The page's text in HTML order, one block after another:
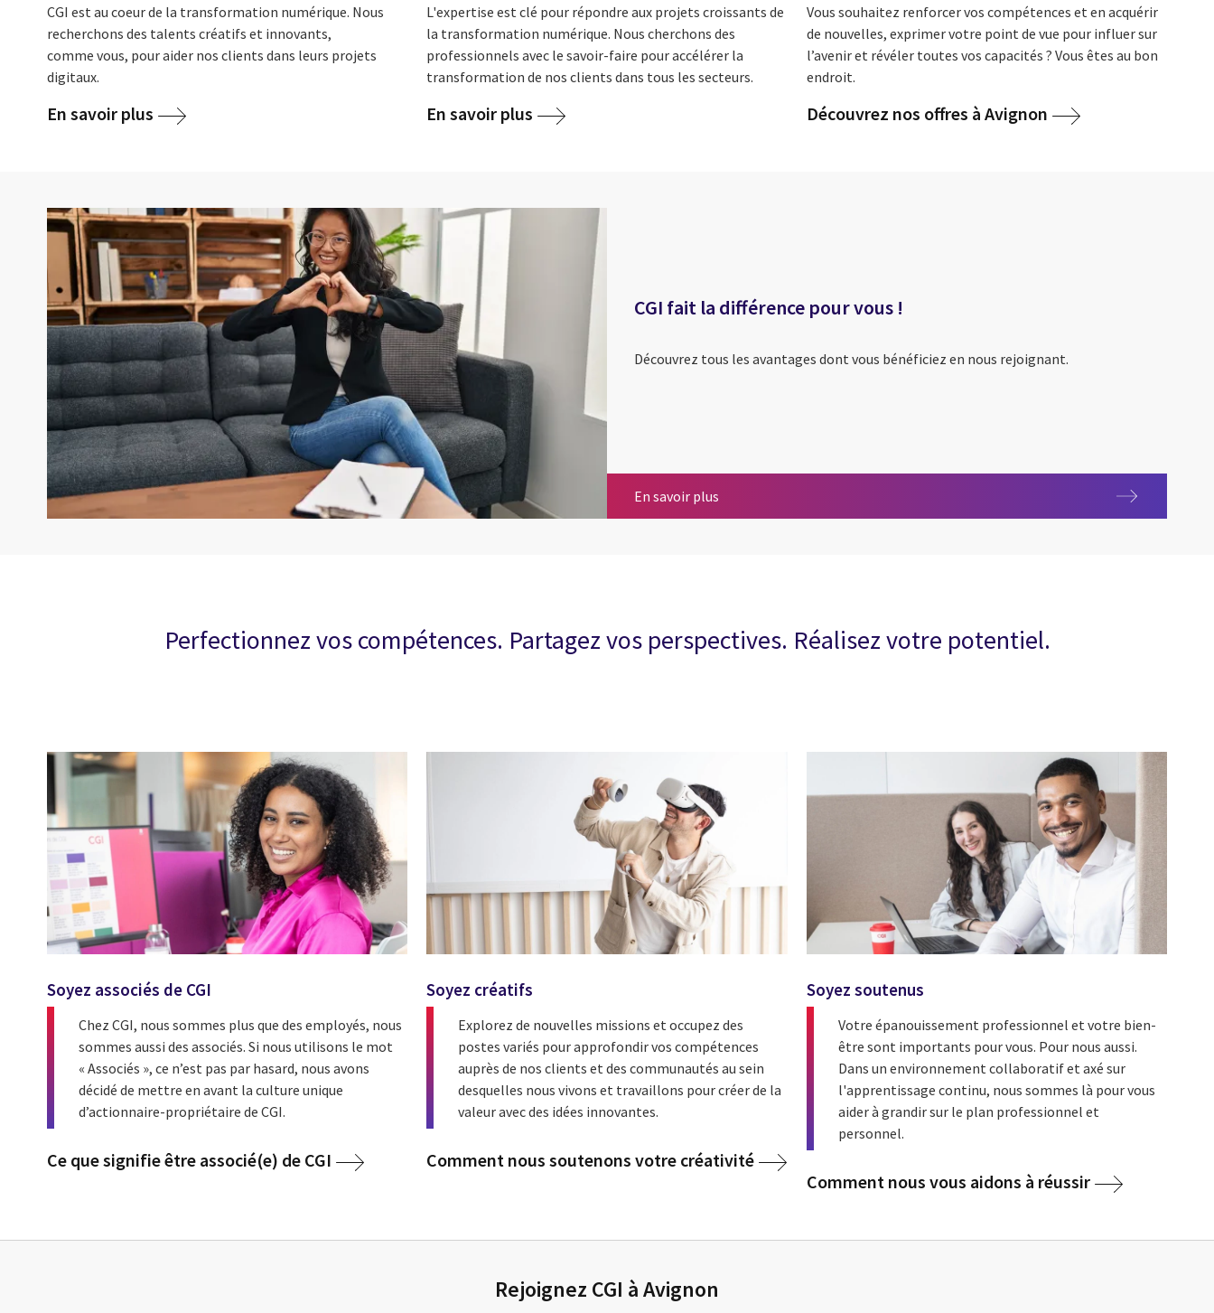
CGI est au coeur de la transformation numérique. Nous
recherchons des talents créatifs et innovants,
comme vous, pour aider nos clients dans leurs projets
digitaux.
En savoir plus
L'expertise est clé pour répondre aux projets croissants de
la transformation numérique. Nous cherchons des
professionnels avec le savoir-faire pour accélérer la
transformation de nos clients dans tous les secteurs.
En savoir plus
Vous souhaitez renforcer vos compétences et en acquérir
de nouvelles, exprimer votre point de vue pour influer sur
l’avenir et révéler toutes vos capacités ? Vous êtes au bon
endroit.
Découvrez nos offres à Avignon
CGI fait la différence pour vous !
Découvrez tous les avantages dont vous bénéficiez en nous rejoignant.
En savoir plus
Perfectionnez vos compétences. Partagez vos perspectives. Réalisez votre potentiel.
Soyez associés de CGI
Chez CGI, nous sommes plus que des employés, nous
sommes aussi des associés. Si nous utilisons le mot
« Associés », ce n’est pas par hasard, nous avons
décidé de mettre en avant la culture unique
d’actionnaire-propriétaire de CGI.
Ce que signifie être associé(e) de CGI
Soyez créatifs
Explorez de nouvelles missions et occupez des
postes variés pour approfondir vos compétences
auprès de nos clients et des communautés au sein
desquelles nous vivons et travaillons pour créer de la
valeur avec des idées innovantes.
Comment nous soutenons votre créativité
Soyez soutenus
Votre épanouissement professionnel et votre bien-
être sont importants pour vous. Pour nous aussi.
Dans un environnement collaboratif et axé sur
l'apprentissage continu, nous sommes là pour vous
aider à grandir sur le plan professionnel et
personnel.
Comment nous vous aidons à réussir
Rejoignez CGI à Avignon